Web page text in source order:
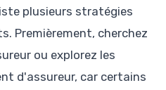
plusieurs stratégies
Premièrement, cherchez
ou explorez les
d'assureur, car certains